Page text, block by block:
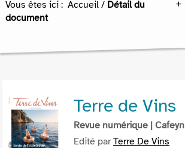
Vous êtes ici : Accueil / Détail du
document
Terre de Vins
Revue numérique | Cafeyn
Edité parTerre De Vins